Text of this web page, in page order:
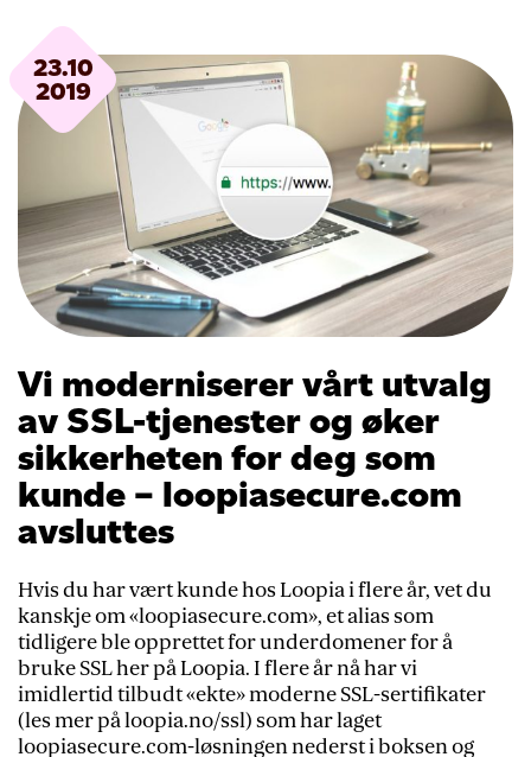
Vi moderniserer vårt utvalg
av SSL-tjenester og øker
sikkerheten for deg som
kunde – loopiasecure.com
avsluttes
Hvis du har vært kunde hos Loopia i flere år, vet du
kanskje om «loopiasecure.com», et alias som
tidligere ble opprettet for underdomener for å
bruke SSL her på Loopia. I flere år nå har vi
imidlertid tilbudt «ekte» moderne SSL-sertifikater
(les mer på loopia.no/ssl) som har laget
loopiasecure.com-løsningen nederst i boksen og
23.10
2019